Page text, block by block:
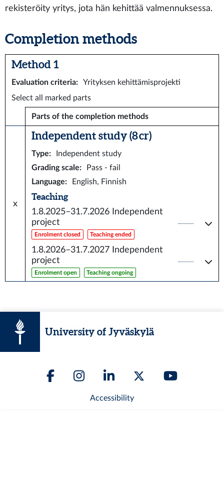
rekisteröity yritys, jota hän kehittää valmennuksessa.
Completion methods
Method 1
Evaluation criteria:
Yrityksen kehittämisprojekti
Select all marked parts
Parts of the completion methods
x
Independent study (8 cr)
Type:
Independent study
Grading scale:
Pass - fail
Language: English, Finnish
Teaching
1.8.2025–31.7.2026
Independent
project
Enrolment closed Teaching ended
1.8.2026–31.7.2027
Independent
project
Enrolment open Teaching ongoing
University of Jyväskylä
Accessibility